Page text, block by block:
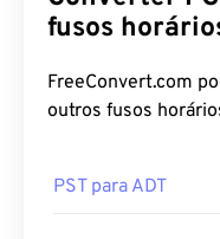
fusos
FreeConvert.com
outros fusos
PST para ADT